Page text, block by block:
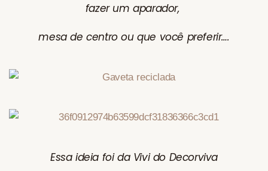
fazer um aparador,
mesa de centro ou que você preferir….
Essa ideia foi da Vivi do Decorviva